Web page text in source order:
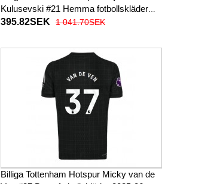
Kulusevski #21 Hemma fotbollskläder
2025-26 Kortärmad
395.82SEK 1 041.70SEK
Billiga Tottenham Hotspur Micky van de